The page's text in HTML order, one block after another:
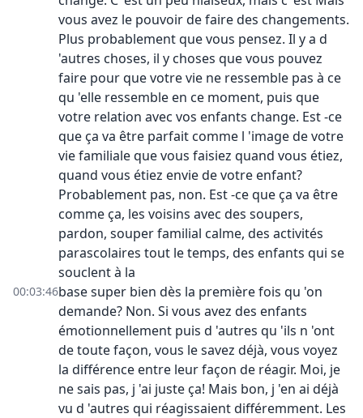
vous avez le pouvoir de faire des changements.
Plus probablement que vous pensez. Il y a d
'autres choses, il y choses que vous pouvez
faire pour que votre vie ne ressemble pas à ce
qu 'elle ressemble en ce moment, puis que
votre relation avec vos enfants change. Est -ce
que ça va être parfait comme l 'image de votre
vie familiale que vous faisiez quand vous étiez,
quand vous étiez envie de votre enfant?
Probablement pas, non. Est -ce que ça va être
comme ça, les voisins avec des soupers,
pardon, souper familial calme, des activités
parascolaires tout le temps, des enfants qui se
souclent à la
00:03:46base super bien dès la première fois qu 'on
demande? Non. Si vous avez des enfants
émotionnellement puis d 'autres qu 'ils n 'ont
de toute façon, vous le savez déjà, vous voyez
la différence entre leur façon de réagir. Moi, je
ne sais pas, j 'ai juste ça! Mais bon, j 'en ai déjà
vu d 'autres qui réagissaient différemment. Les